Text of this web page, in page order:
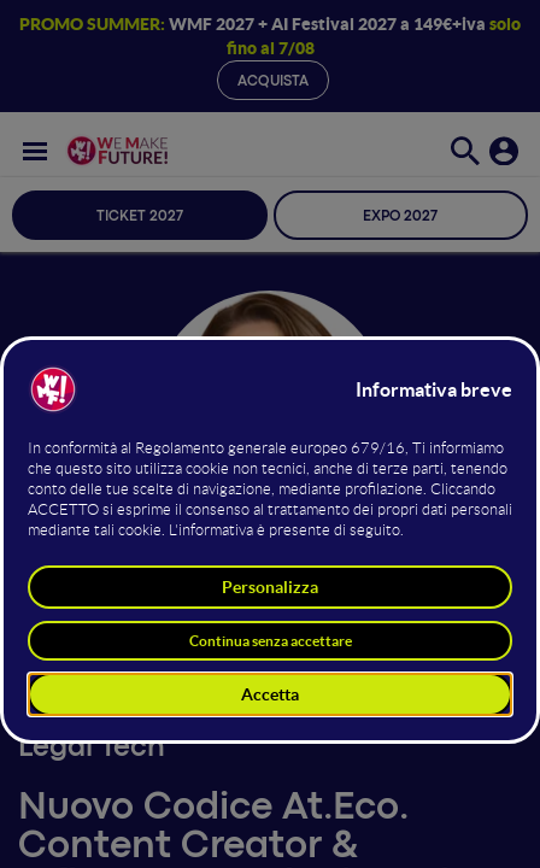
PROMO SUMMER: WMF 2027 + AI Festival 2027 a 149€+iva solo
fino al 7/08
ACQUISTA
TICKET 2027 EXPO 2027
Chartered Accountant Online &
Content Creator
Laura Rubini
4 giugno 202515:10 - 15:30
Legal Tech
Nuovo Codice At.Eco.
Content Creator &